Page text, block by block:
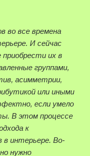
во все времена
И сейчас
их в
группами,
асимметрии,
или иными
если умело
В этом процессе
к
в интерьере. Во-
нужно